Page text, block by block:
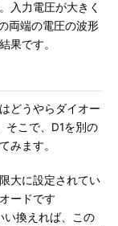
入力電圧が大きく
両端の電圧の波形
果です。
どうやらダイオー
そこで、D1を別の
みます。
大に設定されてい
ードです
い換えれば、この